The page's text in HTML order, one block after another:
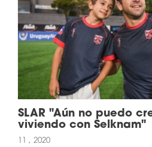
SLAR "Aún no puedo
viviendo con Selknam"
11 , 2020